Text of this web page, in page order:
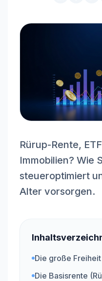
Rürup-Rente,
Immobilien? Wie
steueroptimiert
Alter vorsorgen.
Die große
Die Basisrente